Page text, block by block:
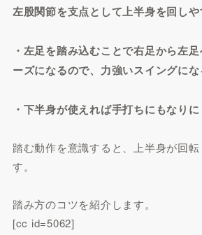
左股関節を支点として上半身を回し
・左足を踏み込むことで右足から左
ーズになるので、力強いスイングにな
・下半身が使えれば手打ちにもなり
踏む動作を意識すると、上半身が回
す。
踏み方のコツを紹介します。
[cc id=5062]